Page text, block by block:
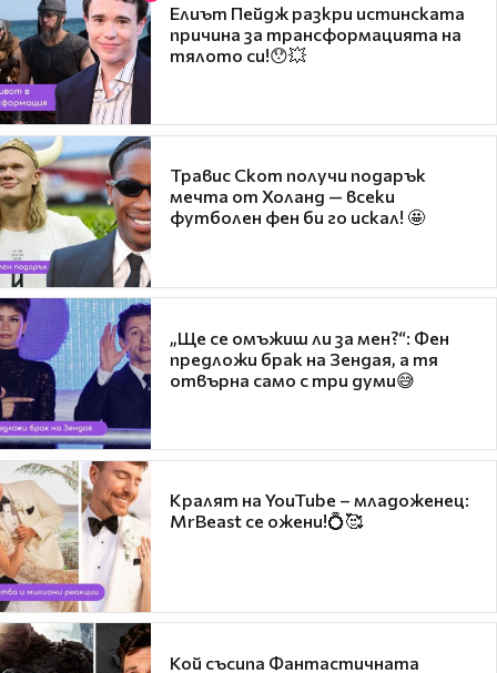
Елиът Пейдж разкри истинската
причина за трансформацията на
тялото си!😯💥
Травис Скот получи подарък
мечта от Холанд — всеки
футболен фен би го искал! 🤩
„Ще се омъжиш ли за мен?“: Фен
предложи брак на Зендая, а тя
отвърна само с три думи😅
Кралят на YouTube – младоженец:
MrBeast се ожени!💍🥰
Кой съсипа Фантастичната